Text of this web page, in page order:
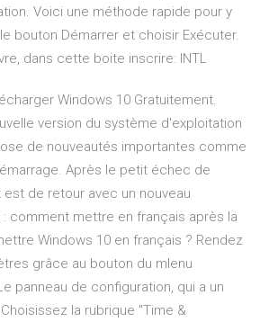
Voici une méthode rapide pour y
bouton Démarrer et choisir Exécuter.
dans cette boite inscrire: INTL
Windows 10 Gratuitement.
version du système d'exploitation
de nouveautés importantes comme
Après le petit échec de
de retour avec un nouveau
comment mettre en français après la
Windows 10 en français ? Rendez
grâce au bouton du mlenu
panneau de configuration, qui a un
la rubrique "Time &